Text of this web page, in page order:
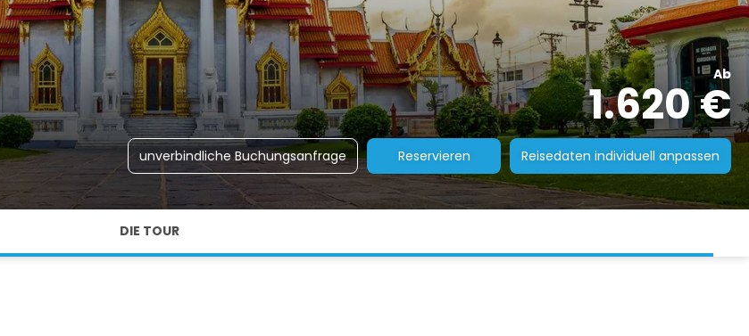
Ab
1.620 €
unverbindliche Buchungsanfrage Reservieren Reisedaten individuell anpassen
DIE TOUR